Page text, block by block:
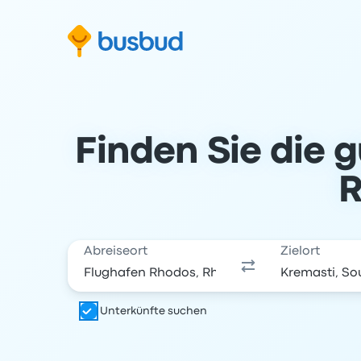
Finden Sie die
Abreiseort Zielort
Unterkünfte suchen